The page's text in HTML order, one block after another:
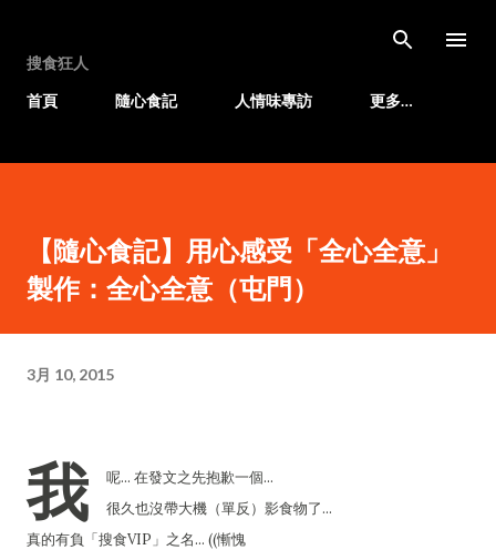
搜食狂人
首頁
隨心食記 人情味專訪 更多…
【隨心食記】用心感受「全心全意」
製作：全心全意（屯門）
3月 10, 2015
我
呢... 在發文之先抱歉一個...
很久也沒帶大機（單反）影食物了...
真的有負「搜食VIP」之名... ((慚愧